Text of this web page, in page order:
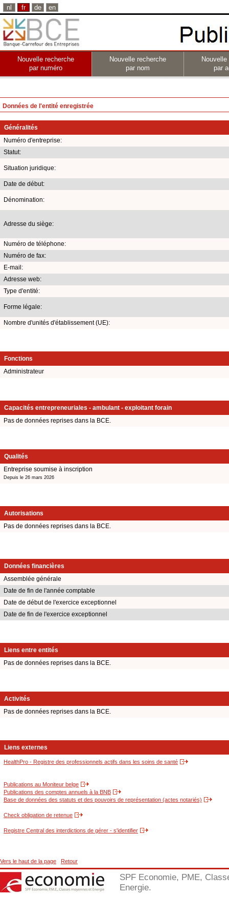
nl fr de en
Nouvelle recherche
par numéro
Nouvelle recherche
par nom
par
Données de l'entité enregistrée
Généralités
Numéro d'entreprise:
Statut:
Situation juridique:
Date de début:
Dénomination:
Adresse du siège:
Numéro de téléphone:
Numéro de fax:
E-mail:
Adresse web:
Type d'entité:
Forme légale:
Nombre d'unités d'établissement (UE):
Fonctions
Administrateur
Capacités entrepreneuriales - ambulant - exploitant forain
Pas de données reprises dans la BCE.
Qualités
Entreprise soumise à inscription
Depuis le 26 mars 2026
Autorisations
Pas de données reprises dans la BCE.
Données financières
Assemblée générale
Date de fin de l'année comptable
Date de début de l'exercice exceptionnel
Date de fin de l'exercice exceptionnel
Liens entre entités
Pas de données reprises dans la BCE.
Activités
Pas de données reprises dans la BCE.
Liens externes
HealthPro - Registre des professionnels actifs dans les soins de santé
Publications au Moniteur belge
Publications des comptes annuels à la BNB
Base de données des statuts et des pouvoirs de représentation (actes notariés)
Check obligation de retenue
Registre Central des interdictions de gérer - s'identifier
Vers le haut de la page Retour
SPF Economie, PME,
Energie.